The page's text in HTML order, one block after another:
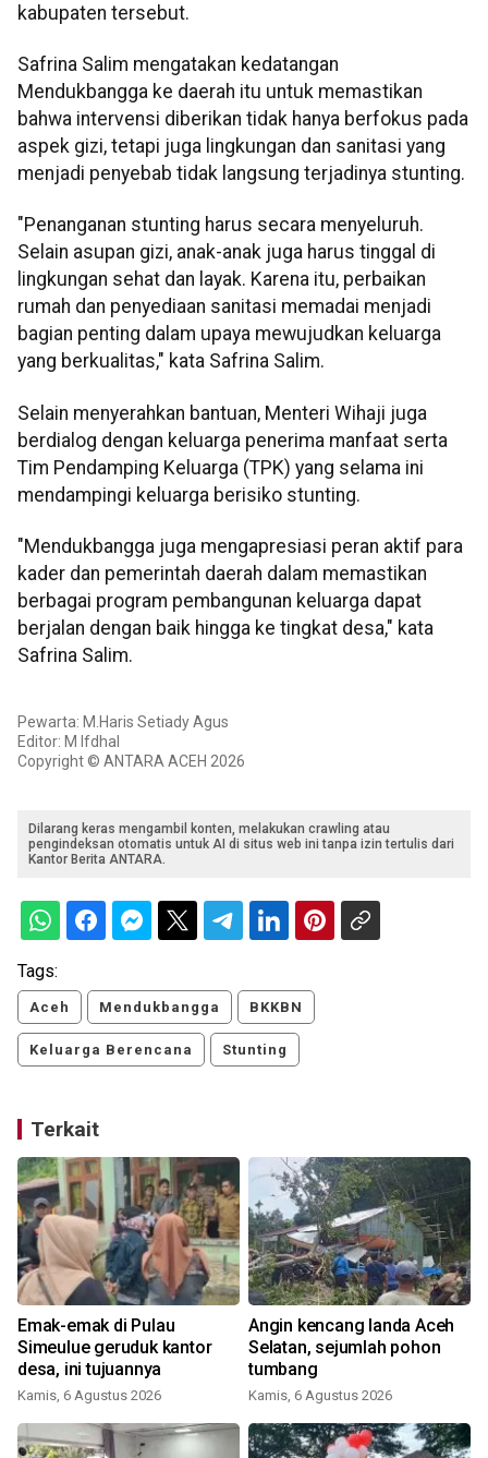
kabupaten tersebut.
Safrina Salim mengatakan kedatangan
Mendukbangga ke daerah itu untuk memastikan
bahwa intervensi diberikan tidak hanya berfokus pada
aspek gizi, tetapi juga lingkungan dan sanitasi yang
menjadi penyebab tidak langsung terjadinya stunting.
"Penanganan stunting harus secara menyeluruh.
Selain asupan gizi, anak-anak juga harus tinggal di
lingkungan sehat dan layak. Karena itu, perbaikan
rumah dan penyediaan sanitasi memadai menjadi
bagian penting dalam upaya mewujudkan keluarga
yang berkualitas," kata Safrina Salim.
Selain menyerahkan bantuan, Menteri Wihaji juga
berdialog dengan keluarga penerima manfaat serta
Tim Pendamping Keluarga (TPK) yang selama ini
mendampingi keluarga berisiko stunting.
"Mendukbangga juga mengapresiasi peran aktif para
kader dan pemerintah daerah dalam memastikan
berbagai program pembangunan keluarga dapat
berjalan dengan baik hingga ke tingkat desa," kata
Safrina Salim.
Pewarta: M.Haris Setiady Agus
Editor: M Ifdhal
Copyright © ANTARA ACEH 2026
Dilarang keras mengambil konten, melakukan crawling atau
pengindeksan otomatis untuk AI di situs web ini tanpa izin tertulis dari
Kantor Berita ANTARA.
Tags:
Aceh Mendukbangga BKKBN
Keluarga Berencana Stunting
Terkait
Emak-emak di Pulau
Simeulue geruduk kantor
desa, ini tujuannya
Kamis, 6 Agustus 2026
Angin kencang landa Aceh
Selatan, sejumlah pohon
tumbang
Kamis, 6 Agustus 2026